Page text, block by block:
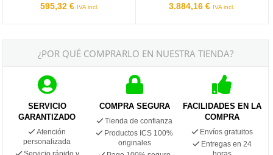
595,32 € IVA incl. 3.884,16 € IVA incl.
¿POR QUÉ COMPRARLO EN NUESTRA TIENDA?
SERVICIO
GARANTIZADO
Atención
personalizada
COMPRA SEGURA
Tienda de confianza
Productos ICS 100%
originales
FACILIDADES EN LA
COMPRA
Envíos gratuitos
Entregas en 24